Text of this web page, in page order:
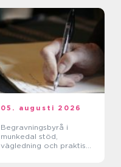
05. augusti 2026
Begravningsbyrå i
munkedal stöd,
vägledning och praktisk